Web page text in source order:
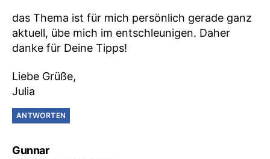
das Thema ist für mich persönlich gerade ganz
aktuell, übe mich im entschleunigen. Daher
danke für Deine Tipps!
Liebe Grüße,
Julia
ANTWORTEN
Gunnarsagt: